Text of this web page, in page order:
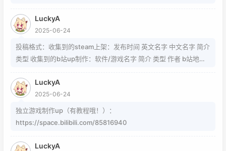
https://www.jiuwa.net/xzm/ 相关问题可以在这里找到
https://www.zhihu.com/question/54913586/answer/8092801
89 https://www.zhihu.com/question/339693605 事实上用的是
word中的Cambria Math和Helvetica字体弄出来的 但经过试验发
的就不需要我教了 上标:sup 下标:sub 上标:上标文字 下标:下标文字
当然网页中就需要代码了
LuckyA
2025-06-24
投稿格式：收集到的steam上架：发布时间 英文名字 中文名字 简介
类型 收集到的b站up制作：软件/游戏名字 简介 类型 作者 b站地址
LuckyA
2025-06-24
独立游戏制作up（有教程哦！）：
https://space.bilibili.com/85816940
LuckyA